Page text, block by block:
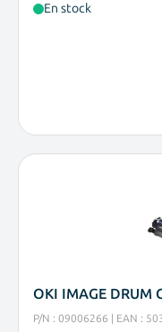
En stock
OKI IMAGE DRUM
P/N : 09006266 | EAN :